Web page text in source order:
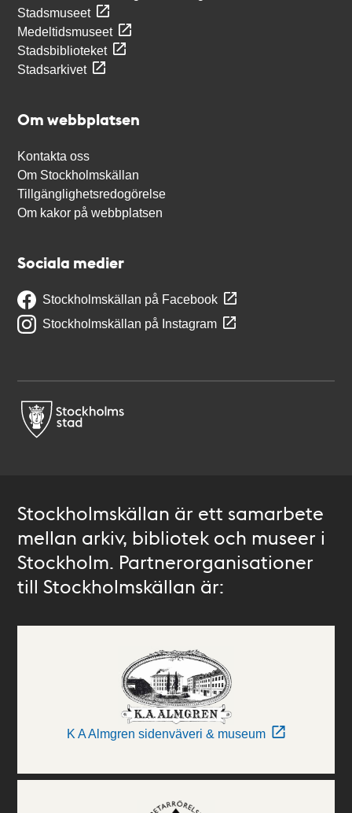
Stadsmuseet
Medeltidsmuseet
Stadsbiblioteket
Stadsarkivet
Om webbplatsen
Kontakta oss
Om Stockholmskällan
Tillgänglighetsredogörelse
Om kakor på webbplatsen
Sociala medier
Stockholmskällan på Facebook
Stockholmskällan på Instagram
Stockholmskällan är ett samarbete
mellan arkiv, bibliotek och museer i
Stockholm. Partnerorganisationer
till Stockholmskällan är:
K A Almgren sidenväveri & museum